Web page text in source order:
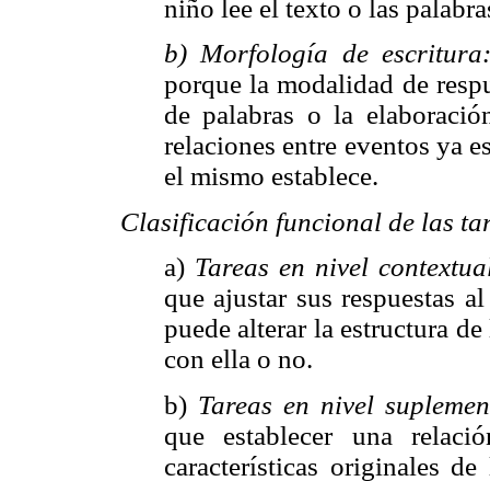
niño lee el texto o las
b) Morfología de
porque la modalidad de
de palabras o la
relaciones entre eventos ya
el mismo establece.
Clasificación funcional de las
a) Tareas en nivel
que ajustar sus respuestas
puede alterar la estructura
con ella o no.
b) Tareas en nivel
que establecer una
características originales